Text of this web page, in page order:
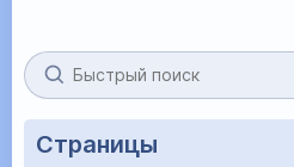
Страницы